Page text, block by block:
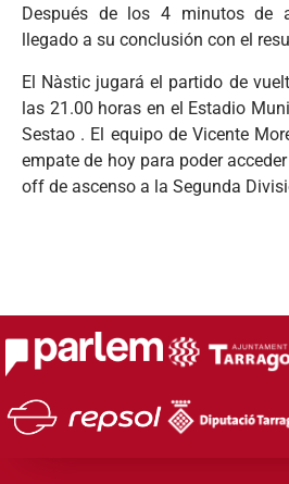
Después de los 4 minutos de
llegado a su conclusión con el
El Nàstic jugará el partido de
las 21.00 horas en el Estadio
Sestao . El equipo de Vicente
empate de hoy para poder
off de ascenso a la Segunda